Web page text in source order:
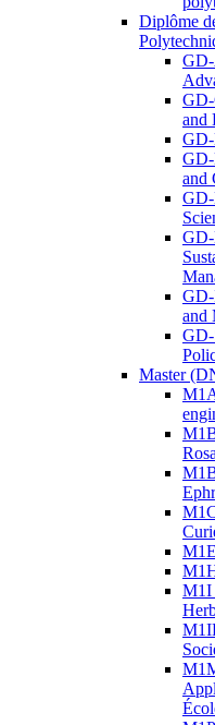
Diplôme
and
GD-
and
and
GD-
Master
M1I